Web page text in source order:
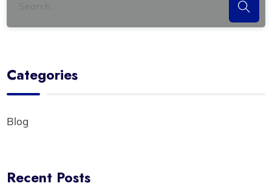
Categories
Blog
Recent Posts